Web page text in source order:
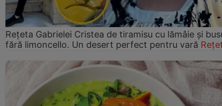
Rețeta Gabrielei Cristea de tiramisu cu lămâie și
fără limoncello. Un desert perfect pentru vară